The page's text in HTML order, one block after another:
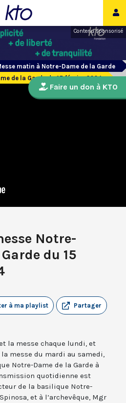
Contenu sponsorisé
matin à Notre-Dame de la Garde
de la Garde du 15 février 2024
Notre-
du 15
Partager
à ma playlist
la messe chaque lundi, et
messe du mardi au samedi,
Notre-Dame de la Garde à
quotidienne est
de la basilique Notre-
et à l’archevêque, Mgr
Faire un don à KTO